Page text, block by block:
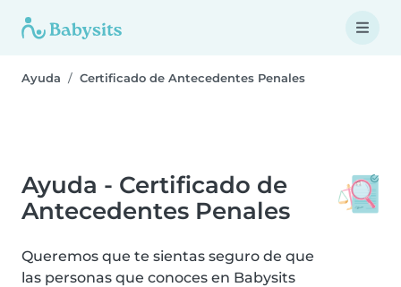
Ayuda Certificado de Antecedentes Penales
Ayuda - Certificado de
Antecedentes Penales
Queremos que te sientas seguro de que
las personas que conoces en Babysits